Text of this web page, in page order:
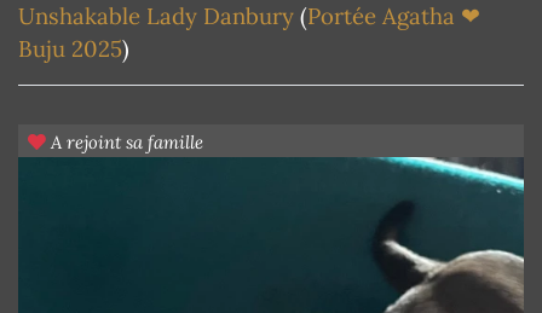
A rejoint sa famille
Unshakable Lady Danbury (Portée Agatha ❤
Buju 2025)